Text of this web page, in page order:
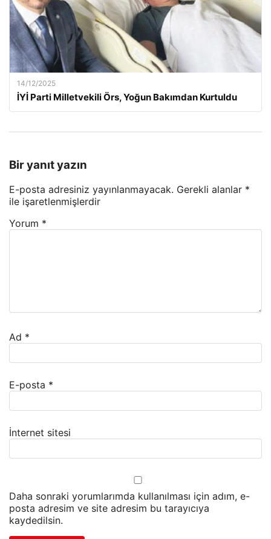
14/12/2025
İYİ Parti Milletvekili Örs, Yoğun Bakımdan Kurtuldu
Bir yanıt yazın
E-posta adresiniz yayınlanmayacak. Gerekli alanlar *
ile işaretlenmişlerdir
Yorum *
Ad *
E-posta *
İnternet sitesi
Daha sonraki yorumlarımda kullanılması için adım, e-
posta adresim ve site adresim bu tarayıcıya
kaydedilsin.